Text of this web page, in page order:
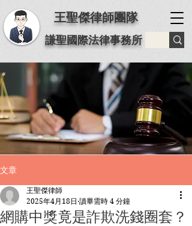
王聖傑律師團隊
謙聖國際法律事務所
文章
網購中獎竟是詐欺洗錢圈套？
王聖傑律師
2025年4月18日 讀畢需時 4 分鐘